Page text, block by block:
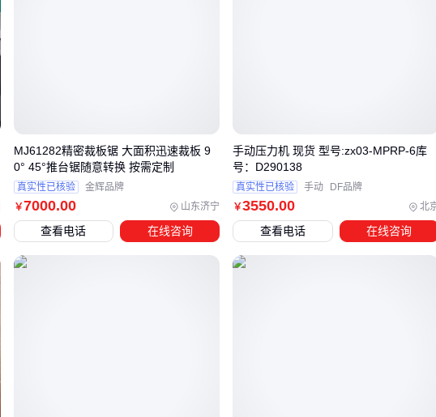
采购决策时，需要平衡初期投入与设备全生命周期的总支出，
特别是对于需要长期稳定运行的加工场景。
三、冲压、铆接还是成型？手动压力机的场景适配逻辑
手动压力机的选型核心在于明确加工需求：冲压需要高精度导
向结构，铆接依赖稳定的下压力控制，成型作业则对工作台尺
￥7000.00 山东济宁
MJ61282精密裁板锯 大面积迅速裁板 9
0° 45°推台锯随意转换 按需定制
真实性已核验 金辉品牌
查看电话 在线咨询
￥3550.00 北
手动压力机 现货 型号:zx03-MPRP-6库
号：D290138
真实性已核验 手动 DF品牌
查看电话 在线咨询